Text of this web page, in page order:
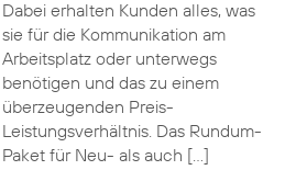
Dabei erhalten Kunden alles, was
sie für die Kommunikation am
Arbeitsplatz oder unterwegs
benötigen und das zu einem
überzeugenden Preis-
Leistungsverhältnis. Das Rundum-
Paket für Neu- als auch […]